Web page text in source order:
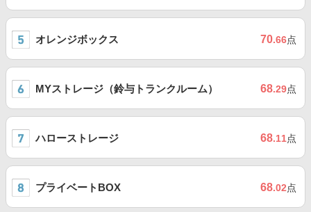
オレンジボックス 70.66点
MYストレージ（鈴与トランクルーム） 68.29点
ハローストレージ 68.11点
プライベートBOX 68.02点